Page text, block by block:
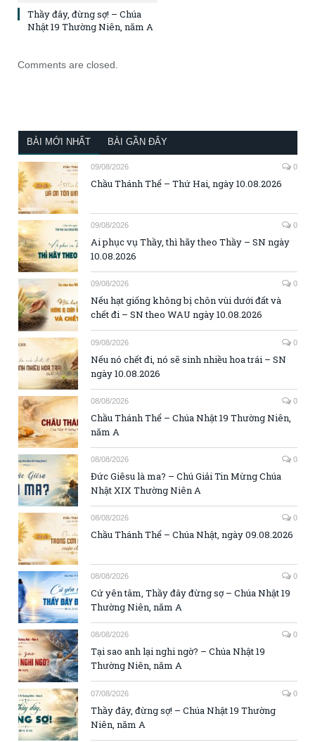
Thầy đây, đừng sợ! – Chúa
Nhật 19 Thường Niên, năm A
Comments are closed.
BÀI MỚI NHẤT BÀI GẦN ĐÂY
09/08/2026 0
Chầu Thánh Thể – Thứ Hai, ngày 10.08.2026
09/08/2026 0
Ai phục vụ Thầy, thì hãy theo Thầy – SN ngày
10.08.2026
09/08/2026 0
Nếu hạt giống không bị chôn vùi dưới đất và
chết đi – SN theo WAU ngày 10.08.2026
09/08/2026 0
Nếu nó chết đi, nó sẽ sinh nhiều hoa trái – SN
ngày 10.08.2026
08/08/2026 0
Chầu Thánh Thể – Chúa Nhật 19 Thường Niên,
năm A
08/08/2026 0
Đức Giêsu là ma? – Chú Giải Tin Mừng Chúa
Nhật XIX Thường Niên A
08/08/2026 0
Chầu Thánh Thể – Chúa Nhật, ngày 09.08.2026
08/08/2026 0
Cứ yên tâm, Thầy đây đừng sợ – Chúa Nhật 19
Thường Niên, năm A
08/08/2026 0
Tại sao anh lại nghi ngờ? – Chúa Nhật 19
Thường Niên, năm A
07/08/2026 0
Thầy đây, đừng sợ! – Chúa Nhật 19 Thường
Niên, năm A